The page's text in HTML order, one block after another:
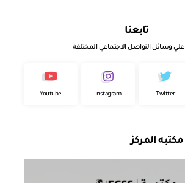
تابعنا
علي وسائل التواصل الاجتماعي المختلفة
Twitter
Instagram
Youtube
المركز